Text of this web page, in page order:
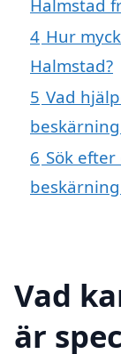
Halmstad
4 Hur
Halmstad?
5 Vad
6 Sök
Vad
är